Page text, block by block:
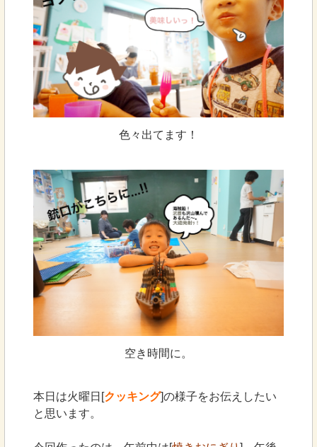
色々出てます！
空き時間に。
本日は火曜日[クッキング]の様子をお伝えしたい
と思います。